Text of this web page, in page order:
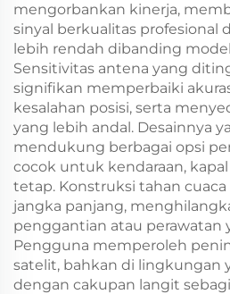
mengorbankan kinerja,
sinyal berkualitas profesional
lebih rendah dibanding
Sensitivitas antena yang
signifikan memperbaiki
kesalahan posisi, serta
yang lebih andal. Desainnya
mendukung berbagai opsi
cocok untuk kendaraan,
tetap. Konstruksi tahan
jangka panjang,
penggantian atau perawatan
Pengguna memperoleh
satelit, bahkan di lingkungan
dengan cakupan langit